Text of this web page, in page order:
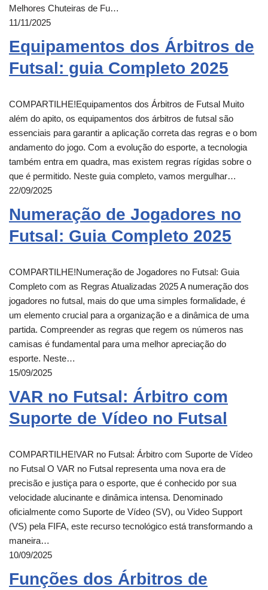
Melhores Chuteiras de Fu…
11/11/2025
Equipamentos dos Árbitros de
Futsal: guia Completo 2025
COMPARTILHE!Equipamentos dos Árbitros de Futsal Muito
além do apito, os equipamentos dos árbitros de futsal são
essenciais para garantir a aplicação correta das regras e o bom
andamento do jogo. Com a evolução do esporte, a tecnologia
também entra em quadra, mas existem regras rígidas sobre o
que é permitido. Neste guia completo, vamos mergulhar…
22/09/2025
Numeração de Jogadores no
Futsal: Guia Completo 2025
COMPARTILHE!Numeração de Jogadores no Futsal: Guia
Completo com as Regras Atualizadas 2025 A numeração dos
jogadores no futsal, mais do que uma simples formalidade, é
um elemento crucial para a organização e a dinâmica de uma
partida. Compreender as regras que regem os números nas
camisas é fundamental para uma melhor apreciação do
esporte. Neste…
15/09/2025
VAR no Futsal: Árbitro com
Suporte de Vídeo no Futsal
COMPARTILHE!VAR no Futsal: Árbitro com Suporte de Vídeo
no Futsal O VAR no Futsal representa uma nova era de
precisão e justiça para o esporte, que é conhecido por sua
velocidade alucinante e dinâmica intensa. Denominado
oficialmente como Suporte de Vídeo (SV), ou Video Support
(VS) pela FIFA, este recurso tecnológico está transformando a
maneira…
10/09/2025
Funções dos Árbitros de